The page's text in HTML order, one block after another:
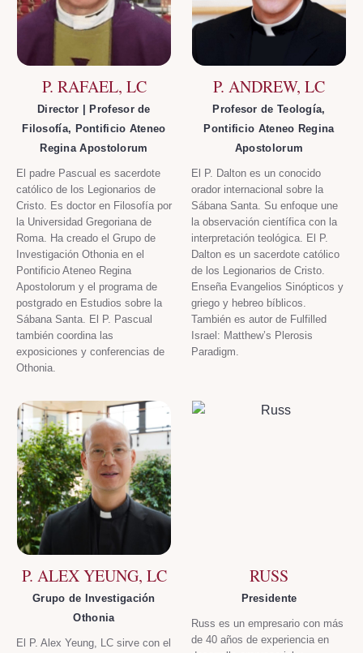
P. RAFAEL, LC
Director | Profesor de
Filosofía, Pontificio Ateneo
Regina Apostolorum
El padre Pascual es sacerdote
católico de los Legionarios de
Cristo. Es doctor en Filosofía por
la Universidad Gregoriana de
Roma. Ha creado el Grupo de
Investigación Othonia en el
Pontificio Ateneo Regina
Apostolorum y el programa de
postgrado en Estudios sobre la
Sábana Santa. El P. Pascual
también coordina las
exposiciones y conferencias de
Othonia.
P. ANDREW, LC
Profesor de Teología,
Pontificio Ateneo Regina
Apostolorum
El P. Dalton es un conocido
orador internacional sobre la
Sábana Santa. Su enfoque une
la observación científica con la
interpretación teológica. El P.
Dalton es un sacerdote católico
de los Legionarios de Cristo.
Enseña Evangelios Sinópticos y
griego y hebreo bíblicos.
También es autor de Fulfilled
Israel: Matthew’s Plerosis
Paradigm.
P. ALEX YEUNG, LC
Grupo de Investigación
Othonia
El P. Alex Yeung, LC sirve con el
RUSS
Presidente
Russ es un empresario con más
de 40 años de experiencia en